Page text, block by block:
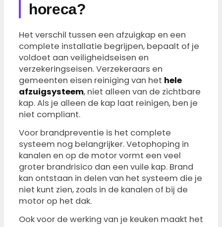
horeca?
Het verschil tussen een afzuigkap en een
complete installatie begrijpen, bepaalt of je
voldoet aan veiligheidseisen en
verzekeringseisen. Verzekeraars en
gemeenten eisen reiniging van het hele
afzuigsysteem, niet alleen van de zichtbare
kap. Als je alleen de kap laat reinigen, ben je
niet compliant.
Voor brandpreventie is het complete
systeem nog belangrijker. Vetophoping in
kanalen en op de motor vormt een veel
groter brandrisico dan een vuile kap. Brand
kan ontstaan in delen van het systeem die je
niet kunt zien, zoals in de kanalen of bij de
motor op het dak.
Ook voor de werking van je keuken maakt het